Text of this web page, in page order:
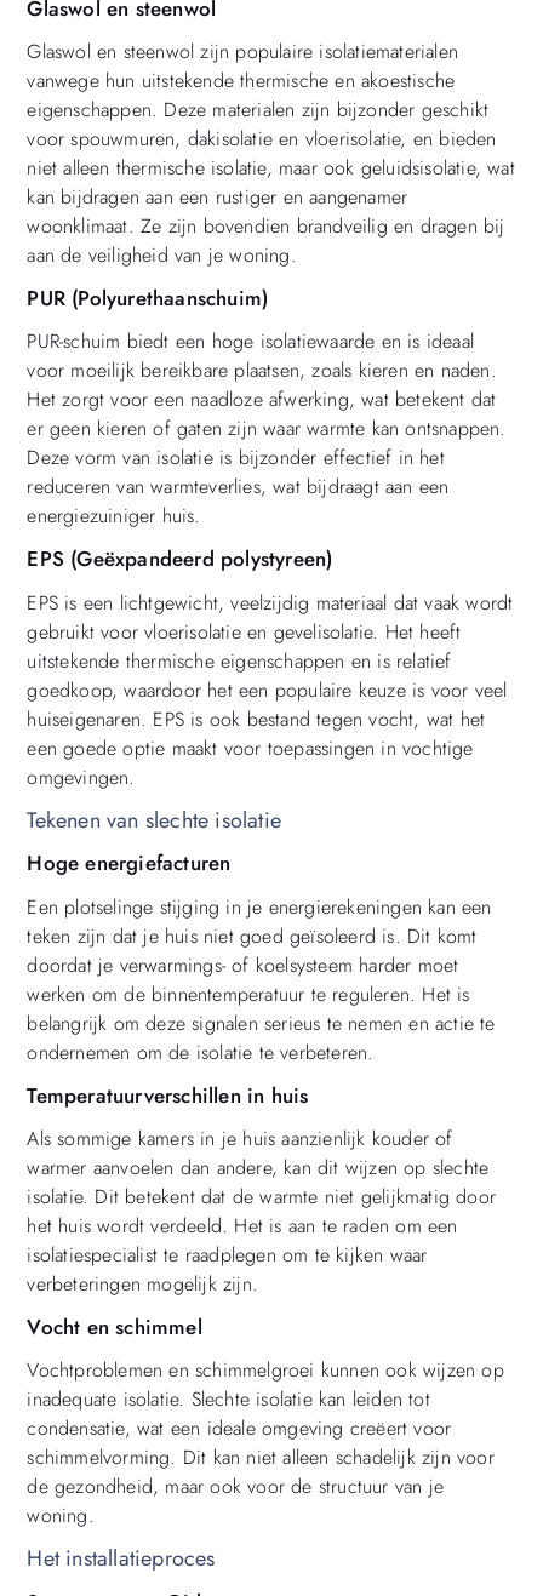
Glaswol en steenwol
Glaswol en steenwol zijn populaire isolatiematerialen
vanwege hun uitstekende thermische en akoestische
eigenschappen. Deze materialen zijn bijzonder geschikt
voor spouwmuren, dakisolatie en vloerisolatie, en bieden
niet alleen thermische isolatie, maar ook geluidsisolatie, wat
kan bijdragen aan een rustiger en aangenamer
woonklimaat. Ze zijn bovendien brandveilig en dragen bij
aan de veiligheid van je woning.
PUR (Polyurethaanschuim)
PUR-schuim biedt een hoge isolatiewaarde en is ideaal
voor moeilijk bereikbare plaatsen, zoals kieren en naden.
Het zorgt voor een naadloze afwerking, wat betekent dat
er geen kieren of gaten zijn waar warmte kan ontsnappen.
Deze vorm van isolatie is bijzonder effectief in het
reduceren van warmteverlies, wat bijdraagt aan een
energiezuiniger huis.
EPS (Geëxpandeerd polystyreen)
EPS is een lichtgewicht, veelzijdig materiaal dat vaak wordt
gebruikt voor vloerisolatie en gevelisolatie. Het heeft
uitstekende thermische eigenschappen en is relatief
goedkoop, waardoor het een populaire keuze is voor veel
huiseigenaren. EPS is ook bestand tegen vocht, wat het
een goede optie maakt voor toepassingen in vochtige
omgevingen.
Tekenen van slechte isolatie
Hoge energiefacturen
Een plotselinge stijging in je energierekeningen kan een
teken zijn dat je huis niet goed geïsoleerd is. Dit komt
doordat je verwarmings- of koelsysteem harder moet
werken om de binnentemperatuur te reguleren. Het is
belangrijk om deze signalen serieus te nemen en actie te
ondernemen om de isolatie te verbeteren.
Temperatuurverschillen in huis
Als sommige kamers in je huis aanzienlijk kouder of
warmer aanvoelen dan andere, kan dit wijzen op slechte
isolatie. Dit betekent dat de warmte niet gelijkmatig door
het huis wordt verdeeld. Het is aan te raden om een
isolatiespecialist te raadplegen om te kijken waar
verbeteringen mogelijk zijn.
Vocht en schimmel
Vochtproblemen en schimmelgroei kunnen ook wijzen op
inadequate isolatie. Slechte isolatie kan leiden tot
condensatie, wat een ideale omgeving creëert voor
schimmelvorming. Dit kan niet alleen schadelijk zijn voor
de gezondheid, maar ook voor de structuur van je
woning.
Het installatieproces